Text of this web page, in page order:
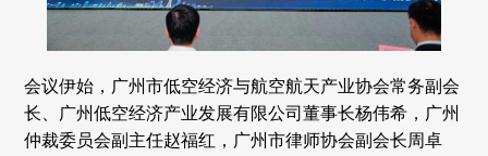
会议伊始，广州市低空经济与航空航天产业协会常务副会
长、广州低空经济产业发展有限公司董事长杨伟希，广州
仲裁委员会副主任赵福红，广州市律师协会副会长周卓